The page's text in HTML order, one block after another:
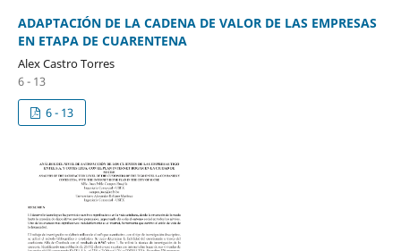
ADAPTACIÓN DE LA CADENA DE VALOR DE LAS EMPRESAS
EN ETAPA DE CUARENTENA
Alex Castro Torres
6 - 13
6 - 13